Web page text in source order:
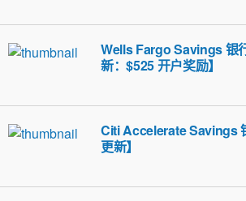
Wells Fargo Savings 银
新：$525 开户奖励】
Citi Accelerate Savings
更新】